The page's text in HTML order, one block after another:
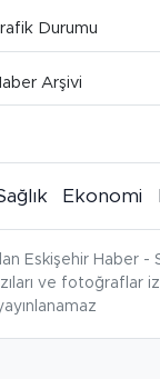
Durumu
Arşivi
Ekonomi
Eskişehir Haber
ve fotoğraflar